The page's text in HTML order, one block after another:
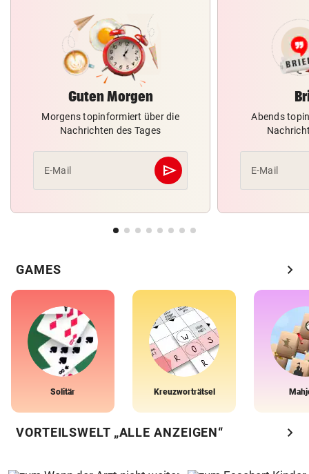
Guten Morgen
Morgens topinformiert über die
Nachrichten des Tages
E-Mail send
Abschicken
Abends
E-Mail
GAMES chevron_right
Solitär Kreuzworträtsel
VORTEILSWELT „ALLE ANZEIGEN“ chevron_right